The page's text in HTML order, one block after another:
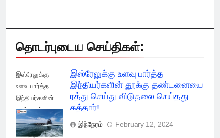
தொடர்புடைய செய்திகள்:
இஸ்ரேலுக்கு
உளவு பார்த்த
இந்தியர்களின்
தூக்கு ரத்து
செய்து விடுதலை
செய்தது கத்தார்!
இஸ்ரேலுக்கு உளவு பார்த்த
இந்தியர்களின் தூக்கு தண்டனையை
ரத்து செய்து விடுதலை செய்தது
கத்தார்!
இந்நேரம் February 12, 2024